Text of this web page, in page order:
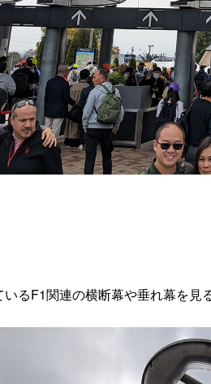
るF1関連の横断幕や垂れ幕を見